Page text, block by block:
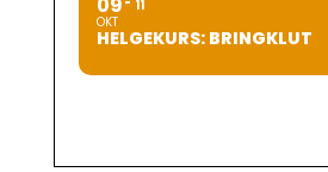
09
OKT
11
HELGEKURS: BRINGKLUT